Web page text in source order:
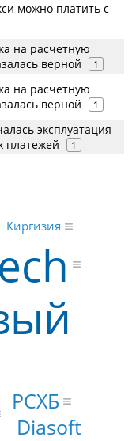
можно платить с
на расчетную
верной
1
на расчетную
верной
1
эксплуатация
платежей
1
РСХБ
Diasoft
Киргизия